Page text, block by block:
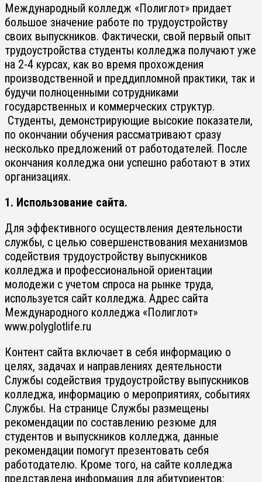
Международный колледж «Полиглот» придает
большое значение работе по трудоустройству
своих выпускников. Фактически, свой первый опыт
трудоустройства студенты колледжа получают уже
на 2-4 курсах, как во время прохождения
производственной и преддипломной практики, так и
будучи полноценными сотрудниками
государственных и коммерческих структур.
Студенты, демонстрирующие высокие показатели,
по окончании обучения рассматривают сразу
несколько предложений от работодателей. После
окончания колледжа они успешно работают в этих
организациях.
1. Использование сайта.
Для эффективного осуществления деятельности
службы, с целью совершенствования механизмов
содействия трудоустройству выпускников
колледжа и профессиональной ориентации
молодежи с учетом спроса на рынке труда,
используется сайт колледжа. Адрес сайта
Международного колледжа «Полиглот»
www.polyglotlife.ru
Контент сайта включает в себя информацию о
целях, задачах и направлениях деятельности
Службы содействия трудоустройству выпускников
колледжа, информацию о мероприятиях, событиях
Службы. На странице Службы размещены
рекомендации по составлению резюме для
студентов и выпускников колледжа, данные
рекомендации помогут презентовать себя
работодателю. Кроме того, на сайте колледжа
представлена информация для абитуриентов: